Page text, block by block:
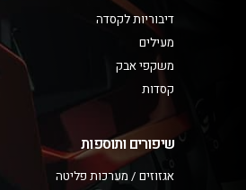
דיבוריות לקסדה
מעילים
משקפי אבק
קסדות
שיפורים ותוספות
אגזוזים / מערכות פליטה